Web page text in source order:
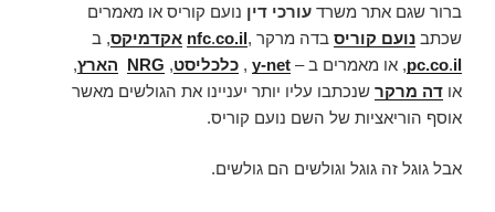
ברור שגם אתר משרד עורכי דין נועם קוריס או מאמרים
שכתב נועם קוריס בדה מרקר , nfc.co.il אקדמיקס, ב
pc.co.il , או מאמרים ב – y-net
, כלכליסט,
NRG הארץ,
או דה מרקר שנכתבו עליו יותר יעניינו את הגולשים מאשר
אוסף הוריאציות של השם נועם קוריס.
אבל גוגל זה גוגל וגולשים הם גולשים.